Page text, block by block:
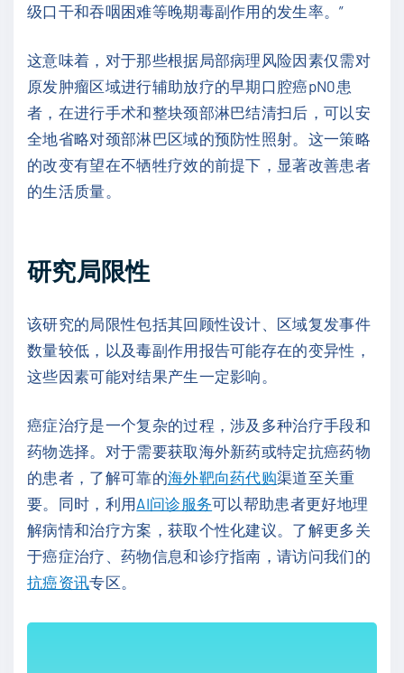
级口干和吞咽困难等晚期毒副作用的发生率。”
这意味着，对于那些根据局部病理风险因素仅需对
原发肿瘤区域进行辅助放疗的早期口腔癌pN0患
者，在进行手术和整块颈部淋巴结清扫后，可以安
全地省略对颈部淋巴区域的预防性照射。这一策略
的改变有望在不牺牲疗效的前提下，显著改善患者
的生活质量。
研究局限性
该研究的局限性包括其回顾性设计、区域复发事件
数量较低，以及毒副作用报告可能存在的变异性，
这些因素可能对结果产生一定影响。
癌症治疗是一个复杂的过程，涉及多种治疗手段和
药物选择。对于需要获取海外新药或特定抗癌药物
的患者，了解可靠的海外靶向药代购渠道至关重
要。同时，利用AI问诊服务可以帮助患者更好地理
解病情和治疗方案，获取个性化建议。了解更多关
于癌症治疗、药物信息和诊疗指南，请访问我们的
抗癌资讯专区。